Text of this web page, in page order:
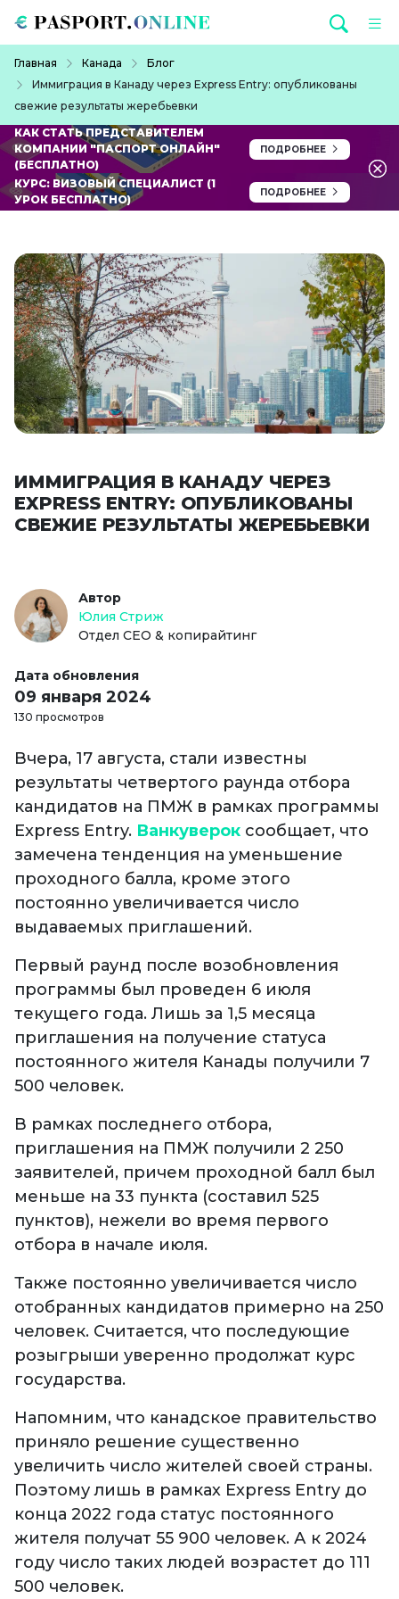
Главная Канада
Блог
Иммиграция в Канаду через Express Entry: опубликованы
свежие результаты жеребьевки
КАК СТАТЬ ПРЕДСТАВИТЕЛЕМ
КОМПАНИИ "ПАСПОРТ ОНЛАЙН"
(БЕСПЛАТНО)
ПОДРОБНЕЕ
КУРС: ВИЗОВЫЙ СПЕЦИАЛИСТ (1
УРОК БЕСПЛАТНО)
ПОДРОБНЕЕ
ИММИГРАЦИЯ В КАНАДУ ЧЕРЕЗ
EXPRESS ENTRY: ОПУБЛИКОВАНЫ
СВЕЖИЕ РЕЗУЛЬТАТЫ ЖЕРЕБЬЕВКИ
Автор
Юлия Стриж
Отдел СЕО & копирайтинг
Дата обновления
09 января 2024
130 просмотров
Вчера, 17 августа, стали известны
результаты четвертого раунда отбора
кандидатов на ПМЖ в рамках программы
Express Entry. Ванкуверок сообщает, что
замечена тенденция на уменьшение
проходного балла, кроме этого
постоянно увеличивается число
выдаваемых приглашений.
Первый раунд после возобновления
программы был проведен 6 июля
текущего года. Лишь за 1,5 месяца
приглашения на получение статуса
постоянного жителя Канады получили 7
500 человек.
В рамках последнего отбора,
приглашения на ПМЖ получили 2 250
заявителей, причем проходной балл был
меньше на 33 пункта (составил 525
пунктов), нежели во время первого
отбора в начале июля.
Также постоянно увеличивается число
отобранных кандидатов примерно на 250
человек. Считается, что последующие
розыгрыши уверенно продолжат курс
государства.
Напомним, что канадское правительство
приняло решение существенно
увеличить число жителей своей страны.
Поэтому лишь в рамках Express Entry до
конца 2022 года статус постоянного
жителя получат 55 900 человек. А к 2024
году число таких людей возрастет до 111
500 человек.